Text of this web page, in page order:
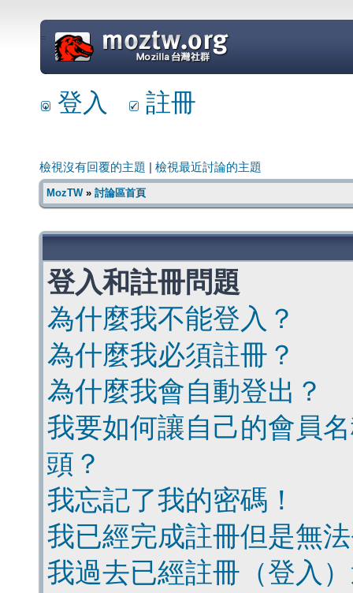
=
登入 註冊
檢視沒有回覆的主題 檢視最近討論的主題
MozTW» 討論區首頁
登入和註冊問題
為什麼我不能登入？
為什麼我必須註冊？
為什麼我會自動登出？
我要如何讓自己的會員
頭？
我忘記了我的密碼！
我已經完成註冊但是無
我過去已經註冊（登入